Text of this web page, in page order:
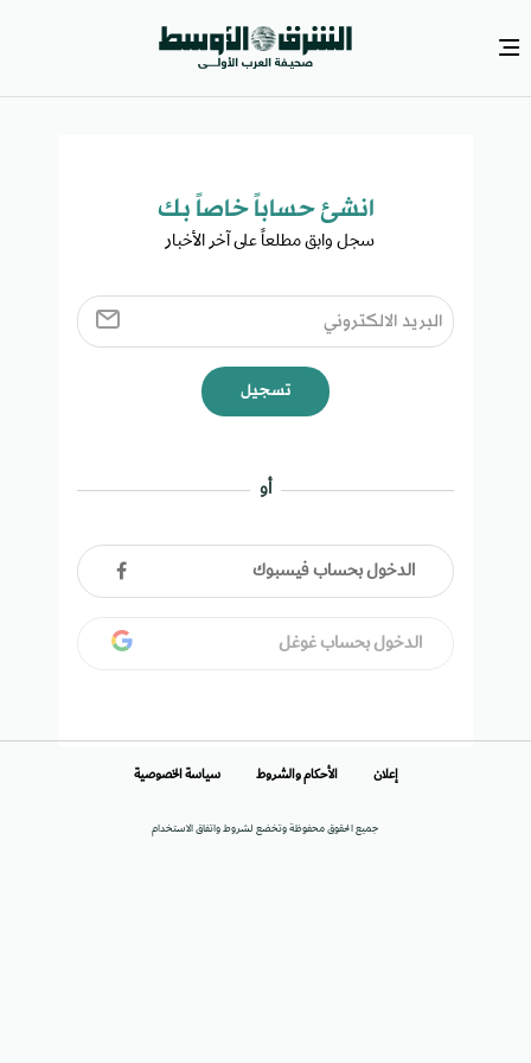
انشئ حساباً خاصاً بك​
سجل وابق مطلعاً على آخر الأخبار ​
تسجيل
أو
الدخول بحساب فيسبوك
الدخول بحساب غوغل
جميع الحقوق محفوظة وتخضع لشروط واتفاق الاستخدام
إعلان الأحكام والشروط سياسة الخصوصية